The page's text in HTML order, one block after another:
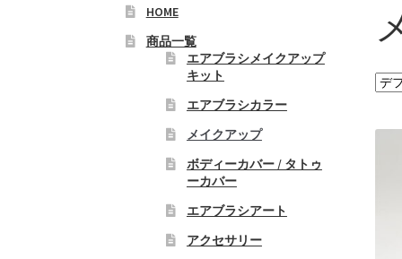
へ
ス
キ
ッ
HOME
商品一覧
エアブラシメイクアップ
キット
エアブラシカラー
メイクアップ
ボディーカバー / タトゥ
ーカバー
エアブラシアート
アクセサリー